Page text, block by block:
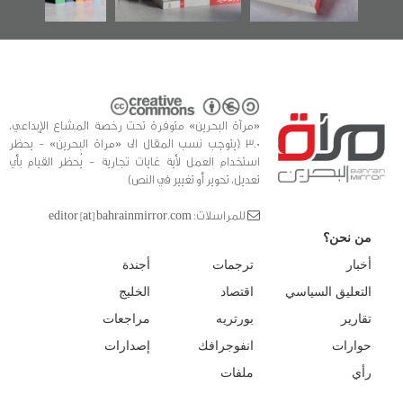
«مرآة البحرين» متوفرة تحت رخصة المشاع الإبداعي،
3.0 (يتوجب نسب المقال الى «مراة البحرين» - يحظر
استخدام العمل لأية غايات تجارية - يُحظر القيام بأي
تعديل، تحوير أو تغيير في النص)
للمراسلات: editor [at] bahrainmirror.com
من نحن؟
أخبار
التعليق السياسي
تقارير
حوارات
رأي
ترجمات
اقتصاد
بورتريه
انفوجرافك
ملفات
أجندة
الخليج
مراجعات
إصدارات